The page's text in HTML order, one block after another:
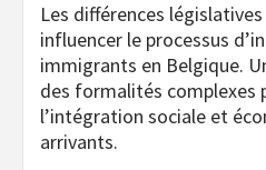
Les différences
influencer le processus
immigrants en Belgique.
des formalités complexes
l’intégration sociale et
arrivants.